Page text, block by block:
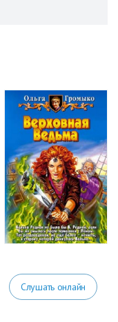
Слушать онлайн